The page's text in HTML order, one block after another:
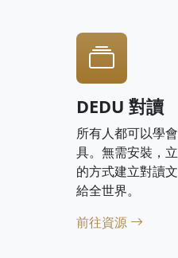
DEDU 對讀
所有人都可以學
具。無需安裝，
的方式建立對讀
給全世界。
前往資源